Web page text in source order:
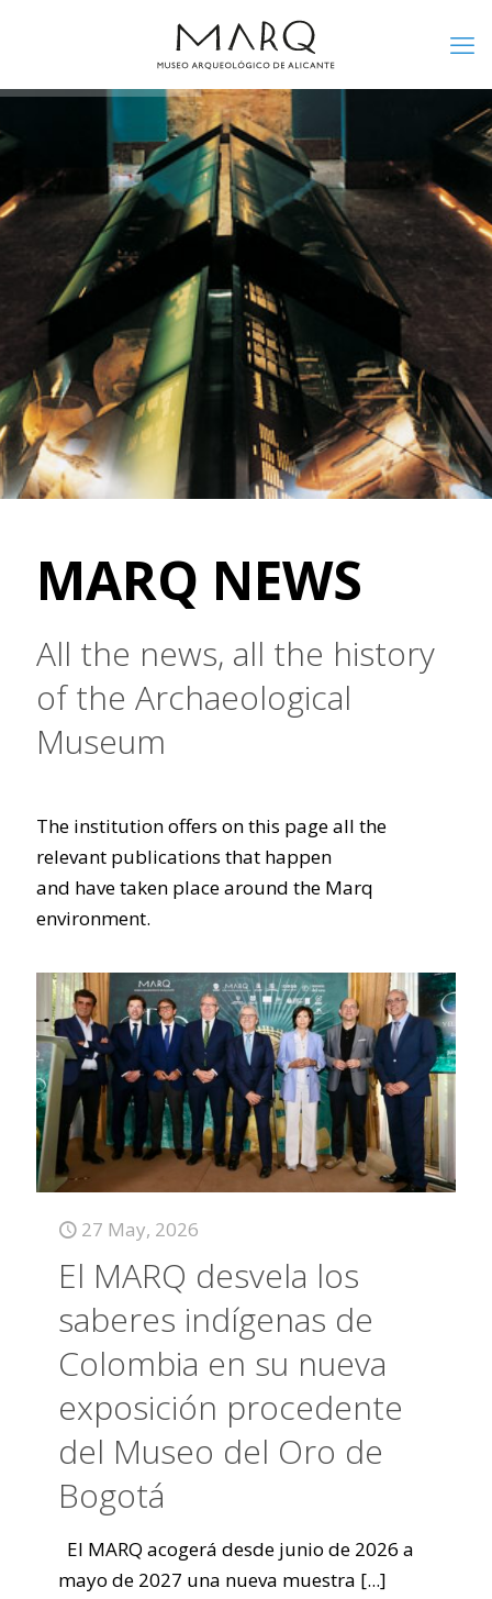
MARQ NEWS
All the news, all the history
of the Archaeological
Museum
The institution offers on this page all the
relevant publications that happen
and have taken place around the Marq
environment.
27 May, 2026
El MARQ desvela los
saberes indígenas de
Colombia en su nueva
exposición procedente
del Museo del Oro de
Bogotá
El MARQ acogerá desde junio de 2026 a
mayo de 2027 una nueva muestra [...]